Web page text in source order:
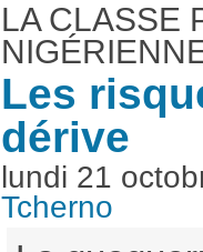
LA CLASSE
Les
dérive
lundi 21
Tcherno